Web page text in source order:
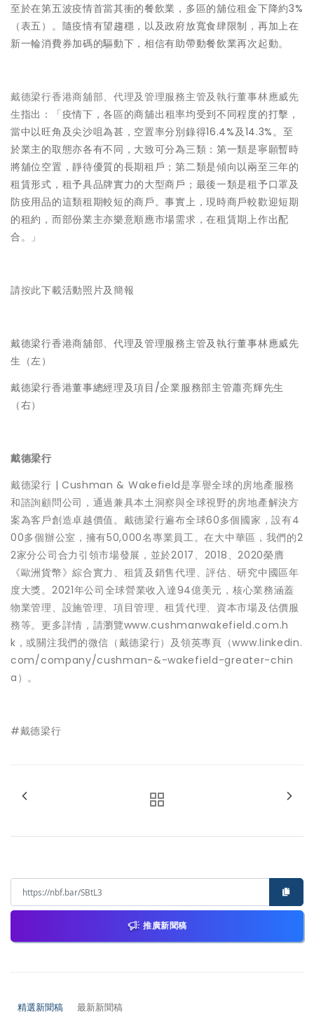
至於在第五波疫情首當其衝的餐飲業，多區的舖位租金下降約3%
（表五）。隨疫情有望趨穩，以及政府放寬食肆限制，再加上在
新一輪消費券加碼的驅動下，相信有助帶動餐飲業再次起動。
戴德梁行香港商舖部、代理及管理服務主管及執行董事林應威先
生指出：「疫情下，各區的商舖出租率均受到不同程度的打擊，
當中以旺角及尖沙咀為甚，空置率分別錄得16.4%及14.3%。至
於業主的取態亦各有不同，大致可分為三類：第一類是寧願暫時
將舖位空置，靜待優質的長期租戶；第二類是傾向以兩至三年的
租賃形式，租予具品牌實力的大型商戶；最後一類是租予口罩及
防疫用品的這類租期較短的商戶。事實上，現時商戶較歡迎短期
的租約，而部份業主亦樂意順應市場需求，在租賃期上作出配
合。」
請按此下載活動照片及簡報
戴德梁行香港商舖部、代理及管理服務主管及執行董事林應威先
生（左）
戴德梁行香港董事總經理及項目/企業服務部主管蕭亮輝先生
（右）
戴德梁行
戴德梁行 | Cushman & Wakefield是享譽全球的房地產服務
和諮詢顧問公司，通過兼具本土洞察與全球視野的房地產解決方
案為客戶創造卓越價值。戴德梁行遍布全球60多個國家，設有4
00多個辦公室，擁有50,000名專業員工。在大中華區，我們的2
2家分公司合力引領市場發展，並於2017、2018、2020榮膺
《歐洲貨幣》綜合實力、租賃及銷售代理、評估、研究中國區年
度大獎。2021年公司全球營業收入達94億美元，核心業務涵蓋
物業管理、設施管理、項目管理、租賃代理、資本市場及估價服
務等。更多詳情，請瀏覽www.cushmanwakefield.com.h
k，或關注我們的微信（戴德梁行）及領英專頁（www.linkedin.
com/company/cushman-&-wakefield-greater-chin
a ）。
#戴德梁行
推廣新聞稿
精選新聞稿 最新新聞稿